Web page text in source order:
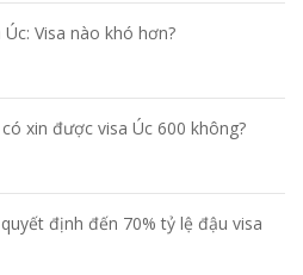
Visa nào khó hơn?
xin được visa Úc 600 không?
định đến 70% tỷ lệ đậu visa